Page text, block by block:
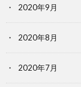
2020年9月
2020年8月
2020年7月